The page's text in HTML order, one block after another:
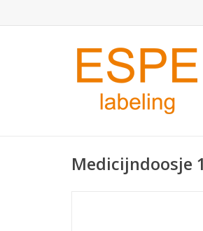
Medicijndoosje